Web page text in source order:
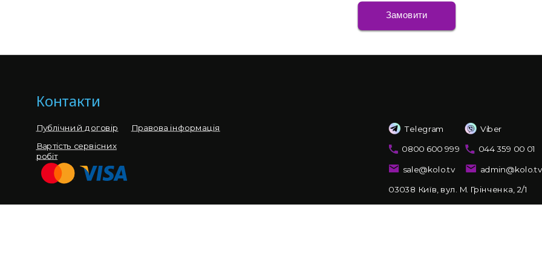
Замовити
Контакти
Публічний договір
Правова інформація
Вартість сервісних
робіт
Telegram Viber
0800 600 999 044 359 00 01
sale@kolo.tv admin@kolo.tv
03038 Київ, вул. М. Грінченка, 2/1